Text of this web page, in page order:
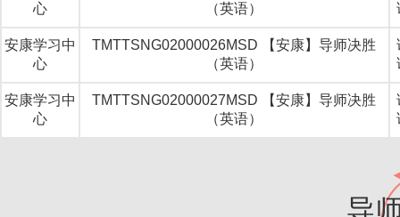
心
（英语）
安康学习中
心
TMTTSNG02000026MSD 【安康】导师决胜
（英语）
安康学习中
心
TMTTSNG02000027MSD 【安康】导师决胜
（英语）
导